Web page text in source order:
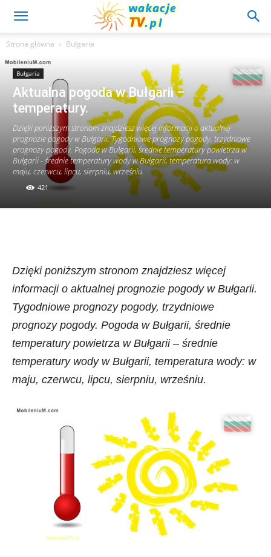
Strona główna Bułgaria
Bułgaria
Aktualna pogoda w Bułgarii –
temperatury.
Dzięki poniższym stronom znajdziesz więcej informacji o aktualnej
prognozie pogody w Bułgarii. Tygodniowe prognozy pogody, trzydniowe
prognozy pogody. Pogoda w Bułgarii, średnie temperatury powietrza w
Bułgarii - średnie temperatury wody w Bułgarii, temperatura wody: w
maju, czerwcu, lipcu, sierpniu, wrześniu.
421
Dzięki poniższym stronom znajdziesz więcej
informacji o aktualnej prognozie pogody w Bułgarii.
Tygodniowe prognozy pogody, trzydniowe
prognozy pogody. Pogoda w Bułgarii, średnie
temperatury powietrza w Bułgarii – średnie
temperatury wody w Bułgarii, temperatura wody: w
maju, czerwcu, lipcu, sierpniu, wrześniu.